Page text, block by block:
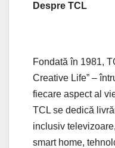
Despre TCL
Fondată în 1981,
Creative Life” –
fiecare aspect al
TCL se dedică
inclusiv
smart home,